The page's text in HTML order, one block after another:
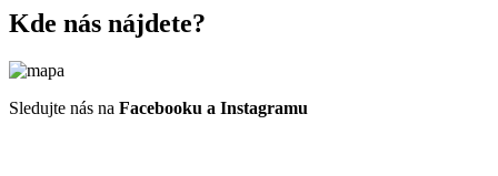
Kde nás nájdete?
Sledujte nás na Facebooku a Instagramu